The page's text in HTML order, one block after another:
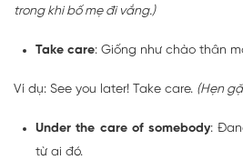
trong khi bố mẹ đi vắng.)
Take care: Giống như chào thân
Ví dụ: See you later! Take care. (Hẹn
Under the care of somebody:
từ ai đó.